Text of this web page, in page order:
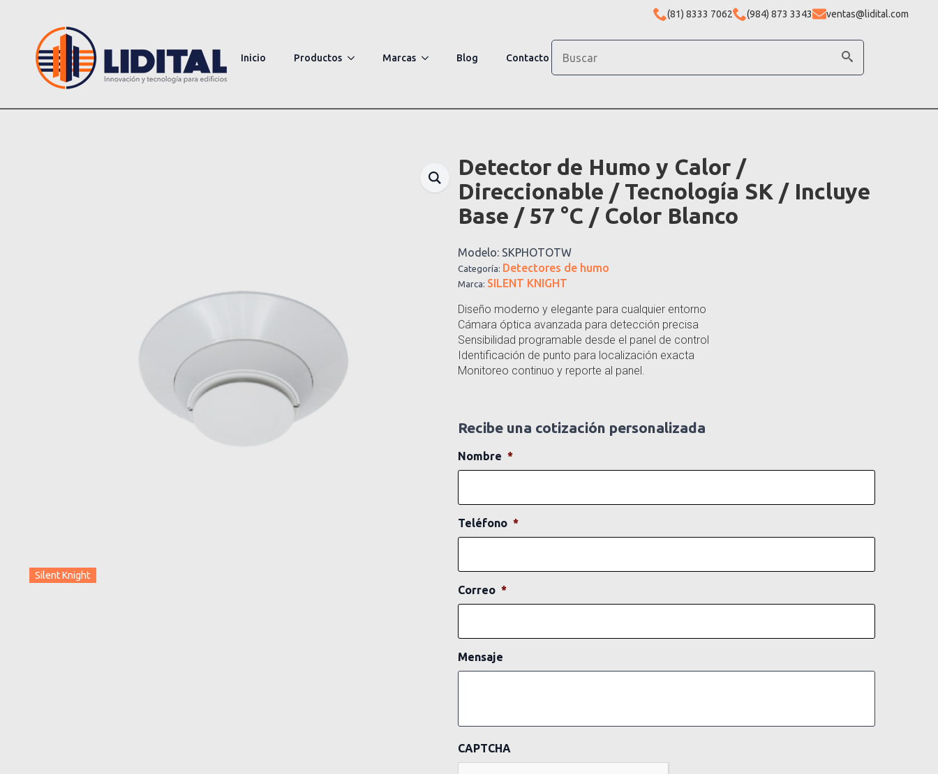
(81) 8333 7062 (984) 873 3343 ventas@lidital.com
Inicio Productos Marcas Blog Contacto
Silent Knight
Detector de Humo y Calor /
Direccionable / Tecnología SK / Incluye
Base / 57 °C / Color Blanco
Modelo: SKPHOTOTW
Categoría: Detectores de humo
Marca: SILENT KNIGHT
Diseño moderno y elegante para cualquier entorno
Cámara óptica avanzada para detección precisa
Sensibilidad programable desde el panel de control
Identificación de punto para localización exacta
Monitoreo continuo y reporte al panel.
Recibe una cotización personalizada
Nombre *
Teléfono *
Correo *
Mensaje
CAPTCHA